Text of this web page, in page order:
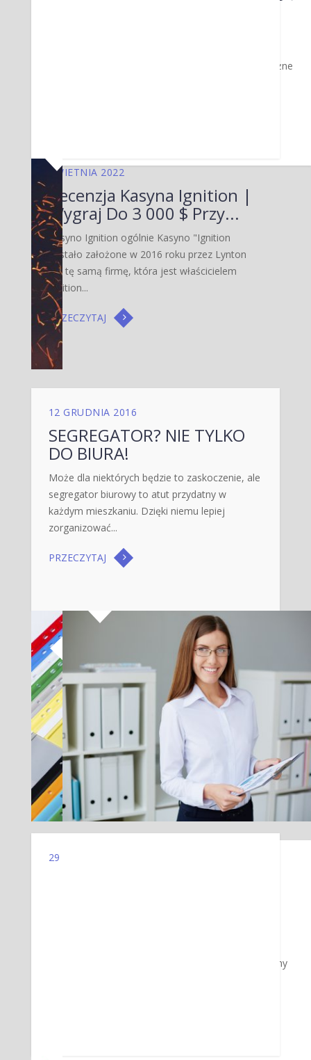
semantyczna oznacza upewnienie się, że różne
KWIETNIA 2022
Recenzja Kasyna Ignition |
Wygraj Do 3 000 $ Przy...
Kasyno Ignition ogólnie Kasyno "Ignition
zostało założone w 2016 roku przez Lynton
ltd, tę samą firmę, która jest właścicielem
Ignition...
PRZECZYTAJ
12 GRUDNIA 2016
SEGREGATOR? NIE TYLKO
DO BIURA!
Może dla niektórych będzie to zaskoczenie, ale
segregator biurowy to atut przydatny w
każdym mieszkaniu. Dzięki niemu lepiej
zorganizować...
PRZECZYTAJ
popularnością, w pierwszej kolejności musimy
29